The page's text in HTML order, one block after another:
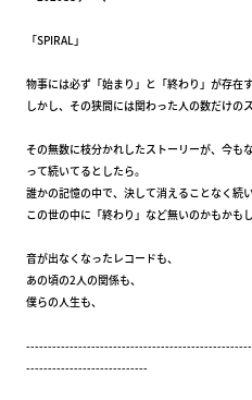
「SPIRAL」
物事には必ず「始まり」と「終わり」が存在す
しかし、その狭間には関わった人の数だけの
その無数に枝分かれしたストーリーが、今も
って続いてるとしたら。
誰かの記憶の中で、決して消えることなく続
この世の中に「終わり」など無いのかもかも
音が出なくなったレコードも、
あの頃の2人の関係も、
僕らの人生も、
----------------------------